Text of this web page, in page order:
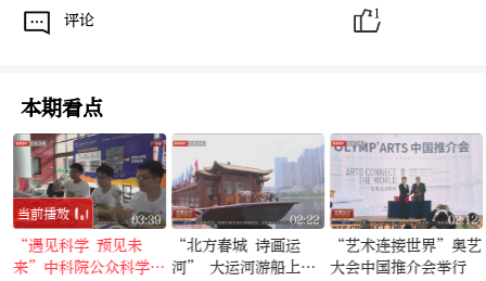
评论 1
本期看点
03:39
当前播放
“遇见科学 预见未
来”中科院公众科学日
02:22
“北方春城 诗画运
河” 大运河游船上展
02:12
“艺术连接世界”奥艺
大会中国推介会举行